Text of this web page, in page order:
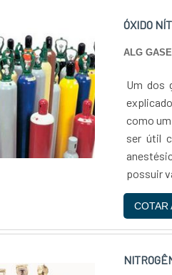
ÓXIDO
ALG
Um dos
como
ser útil
possuir
COTAR